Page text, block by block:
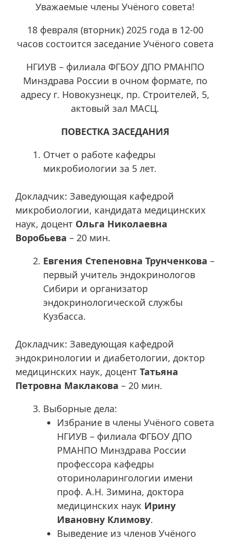
Уважаемые члены Учёного совета!
18 февраля (вторник) 2025 года в 12-00
часов состоится заседание Учёного совета
НГИУВ – филиала ФГБОУ ДПО РМАНПО
Минздрава России в очном формате, по
адресу г. Новокузнецк, пр. Строителей, 5,
актовый зал МАСЦ.
ПОВЕСТКА ЗАСЕДАНИЯ
Отчет о работе кафедры
микробиологии за 5 лет.
Докладчик: Заведующая кафедрой
микробиологии, кандидата медицинских
наук, доцент Ольга Николаевна
Воробьева – 20 мин.
Евгения Степеновна Трунченкова –
первый учитель эндокринологов
Сибири и организатор
эндокринологической службы
Кузбасса.
Докладчик: Заведующая кафедрой
эндокринологии и диабетологии, доктор
медицинских наук, доцент Татьяна
Петровна Маклакова – 20 мин.
Выборные дела:
Избрание в члены Учёного совета
НГИУВ – филиала ФГБОУ ДПО
РМАНПО Минздрава России
профессора кафедры
оториноларингологии имени
проф. А.Н. Зимина, доктора
медицинских наук Ирину
Ивановну Климову.
Выведение из членов Учёного